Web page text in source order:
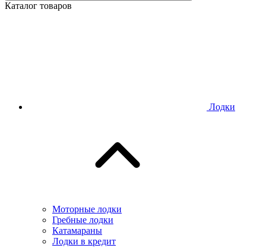
Каталог товаров
Лодки
Моторные лодки
Гребные лодки
Катамараны
Лодки в кредит